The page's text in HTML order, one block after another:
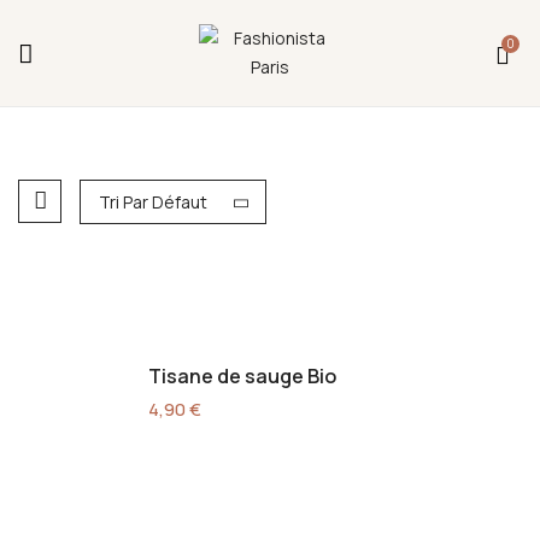
0
Tri Par Défaut
Tisane de sauge Bio
4,90€
Fermeture annuelle du 17 juillet 16h au 12 août.
L'ajout au panier est indisponible et aucune
commande ni remise en main propre ne sera